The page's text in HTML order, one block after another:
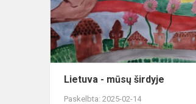
Lietuva - mūsų širdyje
Paskelbta: 2025-02-14